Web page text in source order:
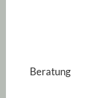
Beratung